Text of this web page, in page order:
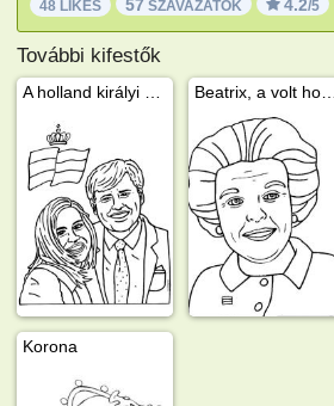
48 LIKES 57 SZAVAZATOK 4.2/5
További kifestők
Korona